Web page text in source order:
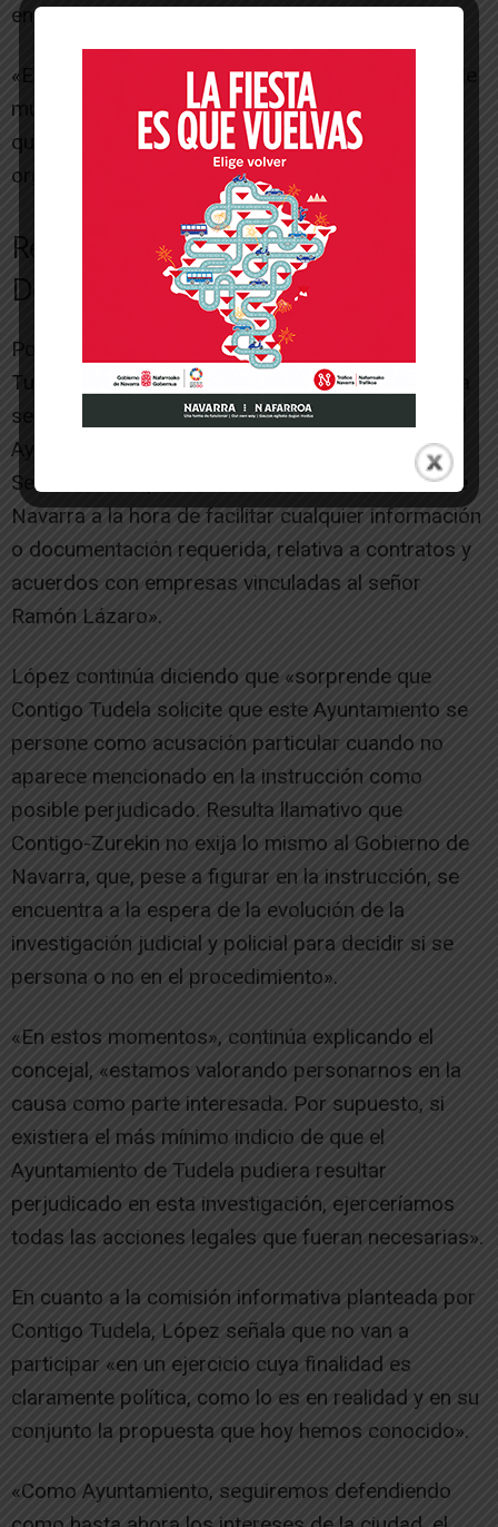
entidades.
«Estamos seguros de que el trabajo y el cariño de
muchísima gente harán que estos clubes u otros
que los sustituyan vuelvan a representar con
orgullo a nuestra ciudad», concluyó.
Respuesta del Concejal de
Deportes
Por su parte, tras conocer la petición de Contigo
Tudela, el concejal de Deportes, Martín López, ha
señalado que «hace ya más de dos meses que el
Ayuntamiento de Tudela está colaborando con el
Servicio de Inspección Tributaria del Gobierno de
Navarra a la hora de facilitar cualquier información
o documentación requerida, relativa a contratos y
acuerdos con empresas vinculadas al señor
Ramón Lázaro».
López continúa diciendo que «sorprende que
Contigo Tudela solicite que este Ayuntamiento se
persone como acusación particular cuando no
aparece mencionado en la instrucción como
posible perjudicado. Resulta llamativo que
Contigo-Zurekin no exija lo mismo al Gobierno de
Navarra, que, pese a figurar en la instrucción, se
encuentra a la espera de la evolución de la
investigación judicial y policial para decidir si se
persona o no en el procedimiento».
«En estos momentos», continúa explicando el
concejal, «estamos valorando personarnos en la
causa como parte interesada. Por supuesto, si
existiera el más mínimo indicio de que el
Ayuntamiento de Tudela pudiera resultar
perjudicado en esta investigación, ejerceríamos
todas las acciones legales que fueran necesarias».
En cuanto a la comisión informativa planteada por
Contigo Tudela, López señala que no van a
participar «en un ejercicio cuya finalidad es
claramente política, como lo es en realidad y en su
conjunto la propuesta que hoy hemos conocido».
«Como Ayuntamiento, seguiremos defendiendo